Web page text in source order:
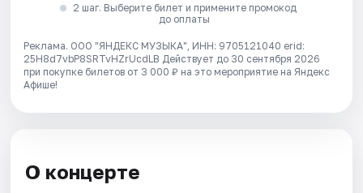
2 шаг. Выберите билет и примените промокод
до оплаты
Реклама. ООО "ЯНДЕКС МУЗЫКА", ИНН: 9705121040 erid:
25H8d7vbP8SRTvHZrUcdLB Действует до 30 сентября 2026
при покупке билетов от 3 000 ₽ на это мероприятие на Яндекс
Афише!
О концерте